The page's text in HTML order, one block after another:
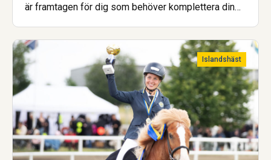
är framtagen för dig som behöver komplettera din
Islandshäst